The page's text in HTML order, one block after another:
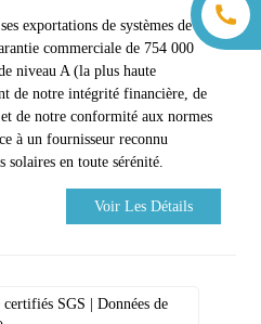
exportations de systèmes de
commerciale de 754 000
niveau A (la plus haute
de notre intégrité financière, de
de notre conformité aux normes
à un fournisseur reconnu
en toute sérénité.
Voir Les Détails